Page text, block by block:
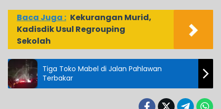
Baca Juga : Kekurangan Murid,
Kadisdik Usul Regrouping
Sekolah
Tiga Toko Mabel di Jalan Pahlawan
Terbakar